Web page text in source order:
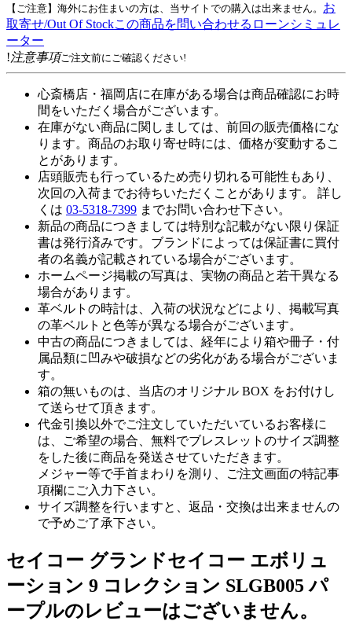
【ご注意】海外にお住まいの方は、当サイトでの購入は出来ません。 お
取寄せ/Out Of Stockこの商品を問い合わせる ローンシミュレ
ーター
!注意事項ご注文前にご確認ください!
心斎橋店・福岡店に在庫がある場合は商品確認にお時
間をいただく場合がございます。
在庫がない商品に関しましては、前回の販売価格にな
ります。商品のお取り寄せ時には、価格が変動するこ
とがあります。
店頭販売も行っているため売り切れる可能性もあり、
次回の入荷までお待ちいただくことがあります。 詳し
くは 03-5318-7399 までお問い合わせ下さい。
新品の商品につきましては特別な記載がない限り保証
書は発行済みです。ブランドによっては保証書に買付
者の名義が記載されている場合がございます。
ホームページ掲載の写真は、実物の商品と若干異なる
場合があります。
革ベルトの時計は、入荷の状況などにより、掲載写真
の革ベルトと色等が異なる場合がございます。
中古の商品につきましては、経年により箱や冊子・付
属品類に凹みや破損などの劣化がある場合がございま
す。
箱の無いものは、当店のオリジナル BOX をお付けし
て送らせて頂きます。
代金引換以外でご注文していただいているお客様に
は、ご希望の場合、無料でブレスレットのサイズ調整
をした後に商品を発送させていただきます。
メジャー等で手首まわりを測り、ご注文画面の特記事
項欄にご入力下さい。
サイズ調整を行いますと、返品・交換は出来ませんの
で予めご了承下さい。
セイコー グランドセイコー エボリュ
ーション 9 コレクション SLGB005 パ
ープルのレビューはございません。